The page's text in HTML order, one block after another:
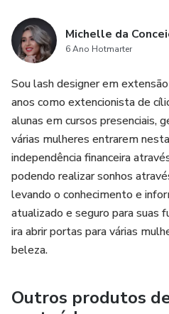
Michelle da
6 Ano Hotmarter
Sou lash designer em
anos como extencionista de
alunas em cursos presenciais,
várias mulheres entrarem
independência financeira
podendo realizar sonhos
levando o conhecimento e
atualizado e seguro para suas
ira abrir portas para várias
beleza.
Outros produtos